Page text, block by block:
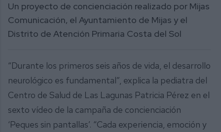
Un proyecto de concienciación realizado por Mijas
Comunicación, el Ayuntamiento de Mijas y el
Distrito de Atención Primaria Costa del Sol
“Durante los primeros seis años de vida, el desarrollo
neurológico es fundamental”, explica la pediatra del
Centro de Salud de Las Lagunas Patricia Pérez en el
sexto vídeo de la campaña de concienciación
‘Peques sin pantallas’. “Cada experiencia, emoción y